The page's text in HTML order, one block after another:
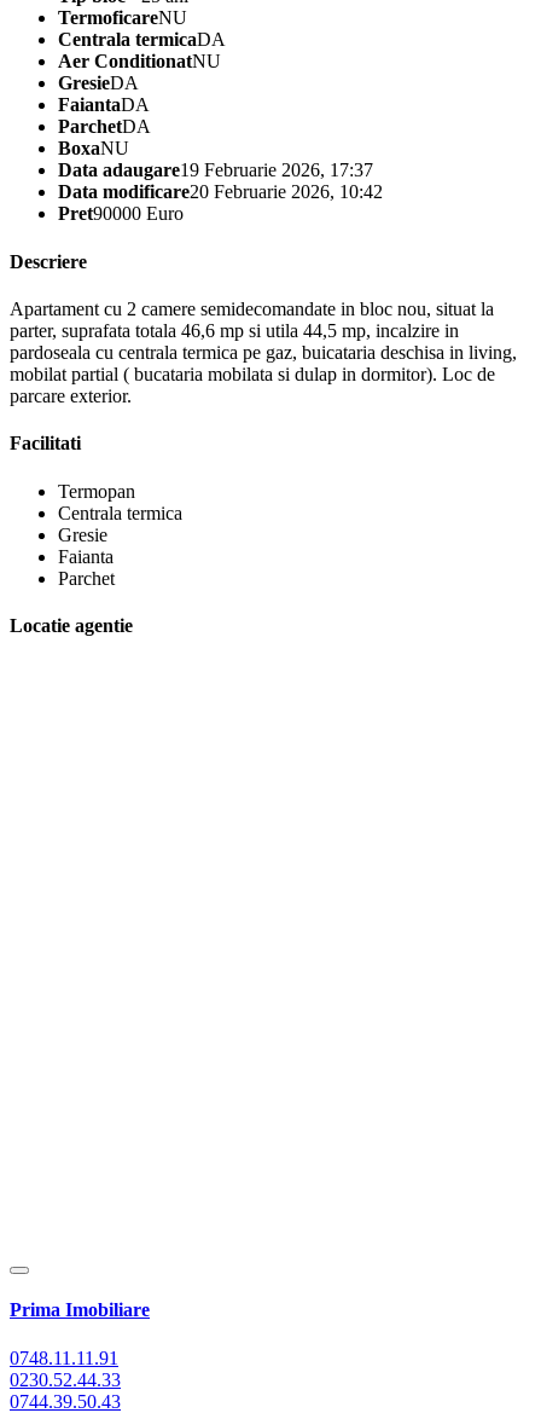
TermoficareNU
Centrala termicaDA
Aer ConditionatNU
GresieDA
FaiantaDA
ParchetDA
BoxaNU
Data adaugare19 Februarie 2026, 17:37
Data modificare20 Februarie 2026, 10:42
Pret90000 Euro
Descriere
Apartament cu 2 camere semidecomandate in bloc nou, situat la
parter, suprafata totala 46,6 mp si utila 44,5 mp, incalzire in
pardoseala cu centrala termica pe gaz, buicataria deschisa in living,
mobilat partial ( bucataria mobilata si dulap in dormitor). Loc de
parcare exterior.
Facilitati
Termopan
Centrala termica
Gresie
Faianta
Parchet
Locatie agentie
Prima Imobiliare
0748.11.11.91
0230.52.44.33
0744.39.50.43